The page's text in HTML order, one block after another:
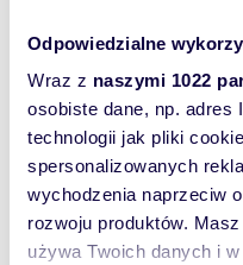
Odpowiedzialne
Wraz z naszymi 1022
osobiste dane, np. adres
technologii jak pliki
spersonalizowanych
wychodzenia naprzeciw
rozwoju produktów.
używa Twoich danych i
Łostowice -